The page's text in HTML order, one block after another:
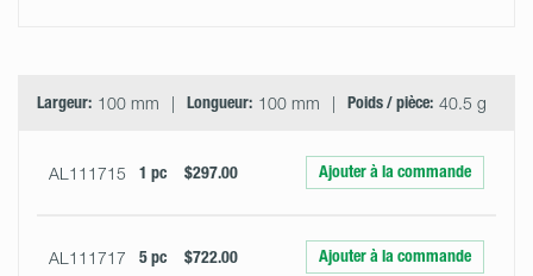
Largeur: 100 mm Longueur: 100 mm Poids / pièce: 40.5 g
AL111715 1 pc $297.00 Ajouter à la commande
AL111717 5 pc $722.00 Ajouter à la commande